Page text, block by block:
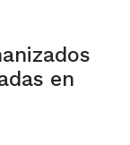
en